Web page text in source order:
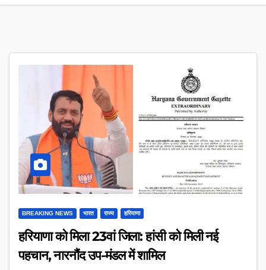
BREAKING NEWS भारत राज्य हरियाणा
हरियाणा को मिला 23वां जिला: हांसी को मिली नई
पहचान, नारनौंद उप-मंडल में शामिल